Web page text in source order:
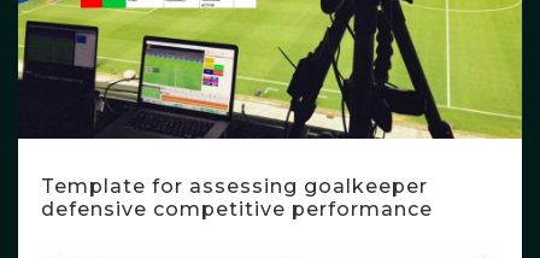
Template for assessing goalkeeper
defensive competitive performance